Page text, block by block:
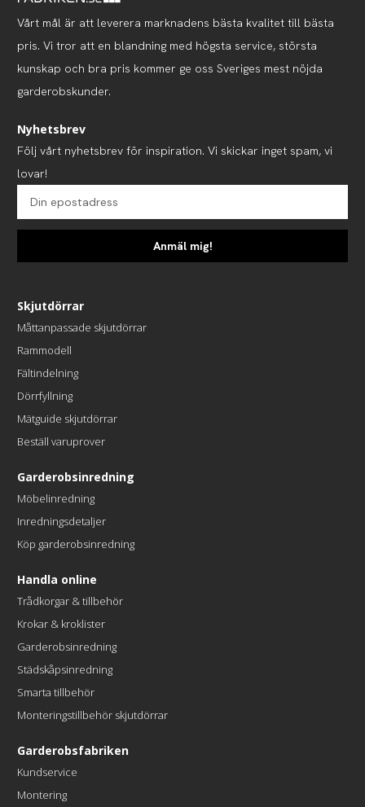
Vårt mål är att leverera marknadens bästa kvalitet till bästa
pris. Vi tror att en blandning med högsta service, största
kunskap och bra pris kommer ge oss Sveriges mest nöjda
garderobskunder.
Nyhetsbrev
Följ vårt nyhetsbrev för inspiration. Vi skickar inget spam, vi
lovar!
Anmäl mig!
Skjutdörrar
Måttanpassade skjutdörrar
Rammodell
Fältindelning
Dörrfyllning
Mätguide skjutdörrar
Beställ varuprover
Garderobsinredning
Möbelinredning
Inredningsdetaljer
Köp garderobsinredning
Handla online
Trådkorgar & tillbehör
Krokar & kroklister
Garderobsinredning
Städskåpsinredning
Smarta tillbehör
Monteringstillbehör skjutdörrar
Garderobsfabriken
Kundservice
Montering